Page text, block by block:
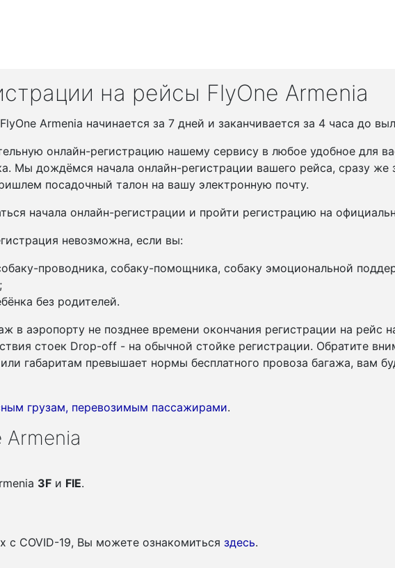
на рейсы FlyOne Armenia
Armenia начинается за 7 дней и заканчивается за 4 часа до
онлайн-регистрацию нашему сервису в любое удобное для
Мы дождёмся начала онлайн-регистрации вашего рейса, сразу
посадочный талон на вашу электронную почту.
начала онлайн-регистрации и пройти регистрацию на
невозможна, если вы:
проводника, собаку-помощника, собаку эмоциональной
без родителей.
в аэропорту не позднее времени окончания регистрации на рейс
стоек Drop-off - на обычной стойке регистрации. Обратите
габаритам превышает нормы бесплатного провоза багажа, вам
грузам, перевозимым пассажирами.
3F и FIE.
c COVID-19, Вы можете ознакомиться здесь.